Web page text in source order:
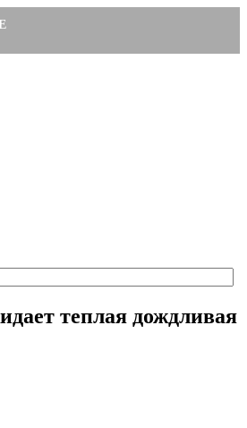
теплая дождливая